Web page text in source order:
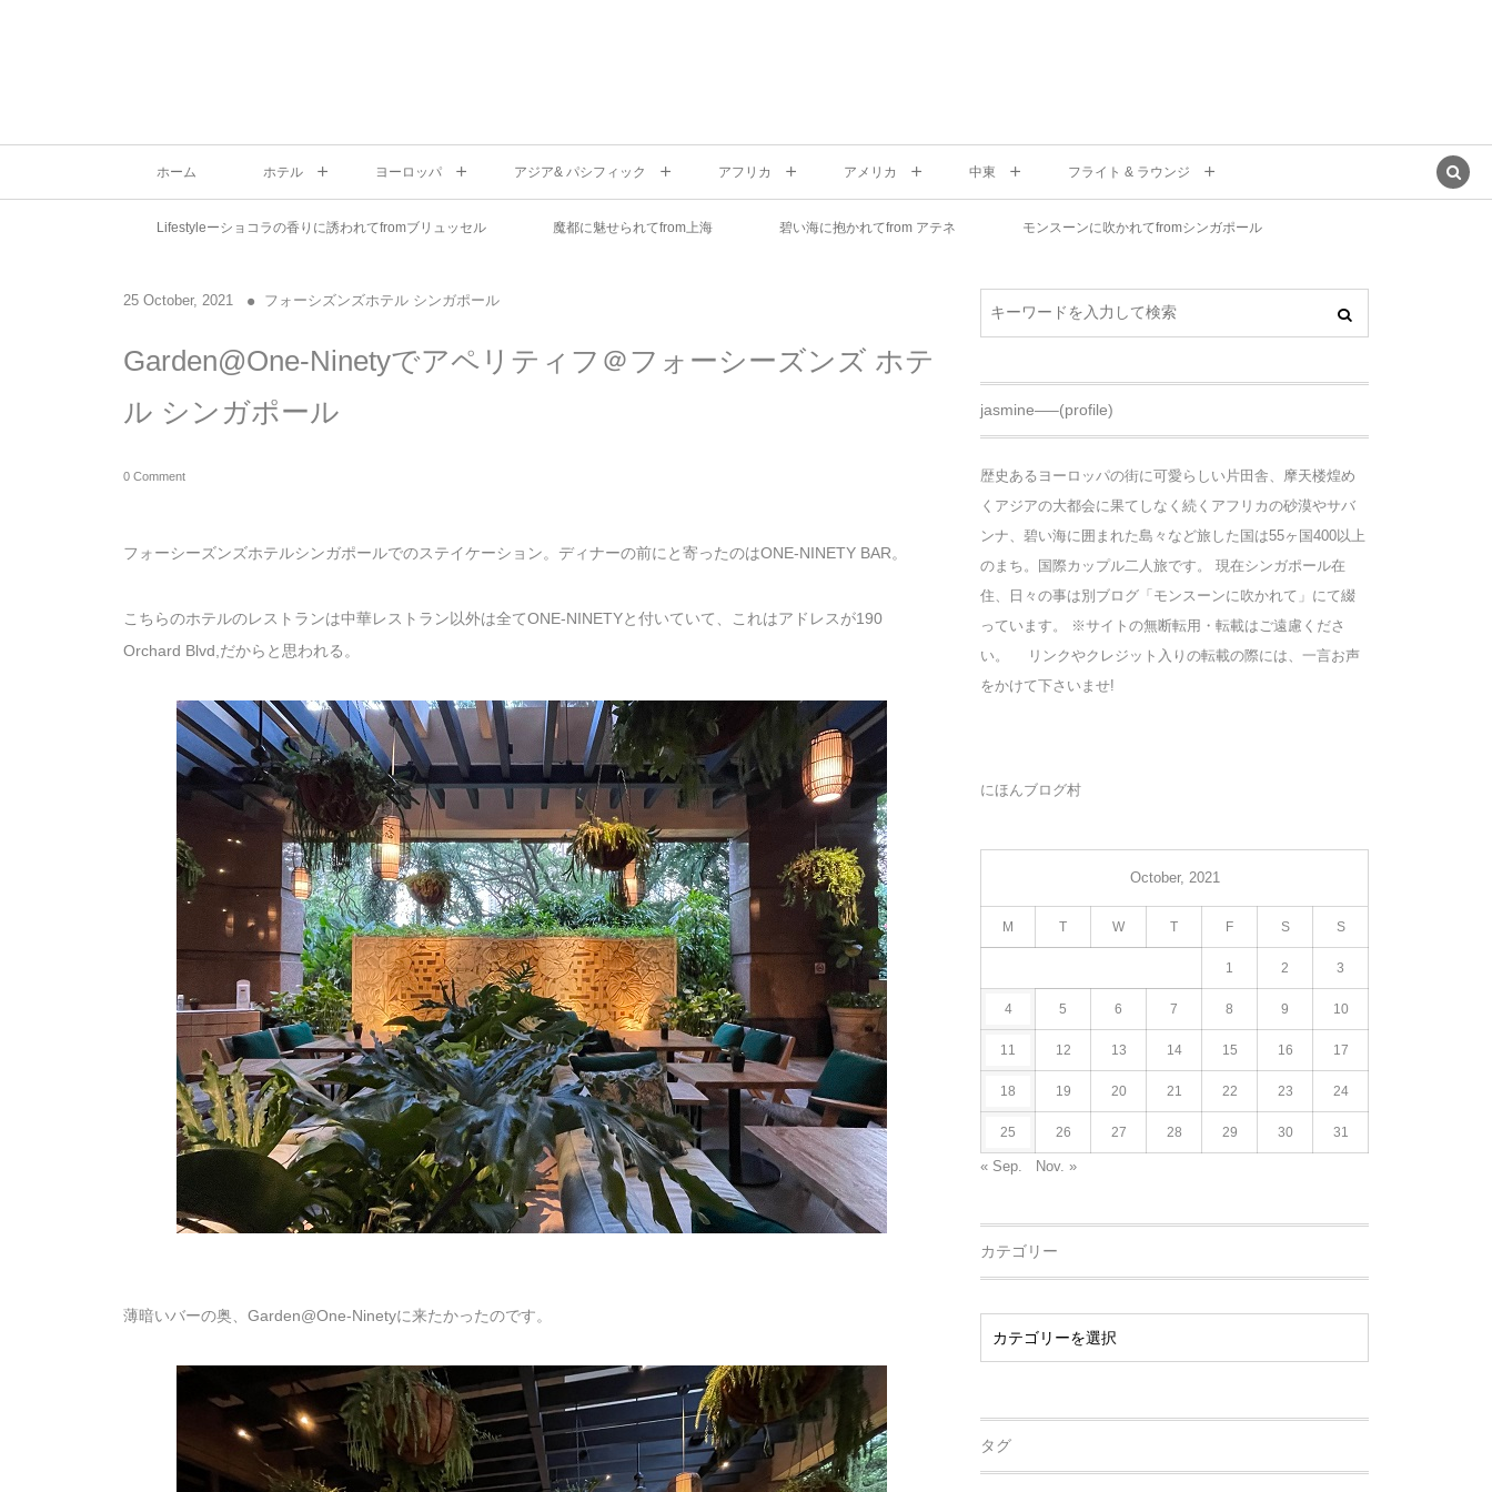
ホーム ホテル ヨーロッパ アジア& パシフィック アフリカ アメリカ 中東 フライト & ラウンジ
Lifestyleーショコラの香りに誘われてfromブリュッセル 魔都に魅せられてfrom上海 碧い海に抱かれてfrom アテネ モンスーンに吹かれてfromシンガポール
25 October, 2021 フォーシズンズホテル シンガポール
Garden@One-Ninetyでアペリティフ＠フォーシーズンズ ホテ
ル シンガポール
0 Comment
フォーシーズンズホテルシンガポールでのステイケーション。ディナーの前にと寄ったのはONE-NINETY BAR。
こちらのホテルのレストランは中華レストラン以外は全てONE-NINETYと付いていて、これはアドレスが190
Orchard Blvd,だからと思われる。
薄暗いバーの奥、Garden@One-Ninetyに来たかったのです。
jasmine—–(profile)
歴史あるヨーロッパの街に可愛らしい片田舎、摩天楼煌め
くアジアの大都会に果てしなく続くアフリカの砂漠やサバ
ンナ、碧い海に囲まれた島々など旅した国は55ヶ国400以上
のまち。国際カップル二人旅です。 現在シンガポール在
住、日々の事は別ブログ「モンスーンに吹かれて」にて綴
っています。 ※サイトの無断転用・転載はご遠慮くださ
い。 リンクやクレジット入りの転載の際には、一言お声
をかけて下さいませ!
にほんブログ村
October, 2021
M T W T F S S
1 2 3
4 5 6 7 8 9 10
11 12 13 14 15 16 17
18 19 20 21 22 23 24
25 26 27 28 29 30 31
« Sep. Nov. »
カテゴリー
タグ